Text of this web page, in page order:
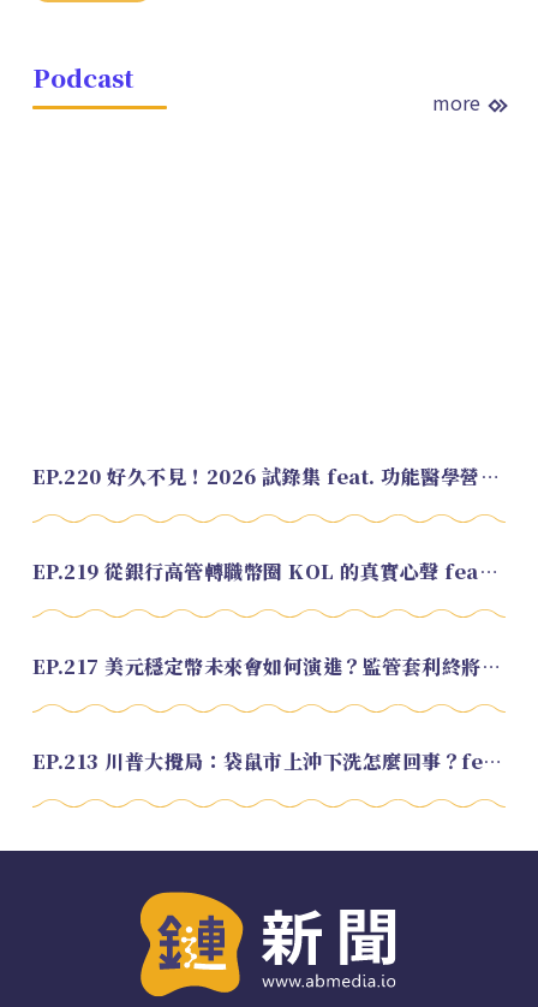
Podcast
more
EP.220 好久不見！2026 試錄集 feat. 功能醫學營養師 美寶
EP.219 從銀行高管轉職幣圈 KOL 的真實心聲 feat.龜大
EP.217 美元穩定幣未來會如何演進？監管套利終將收斂？feat. 研究員 余哲安
EP.213 川普大攪局：袋鼠市上沖下洗怎麼回事？feat. Alvin